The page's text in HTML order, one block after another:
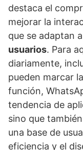
destaca el
mejorar la
que se adaptan
usuarios. Para
diariamente,
pueden marcar
función,
tendencia de
sino que
una base de
eficiencia y el